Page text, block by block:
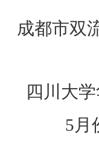
成都市双
四川大
5月